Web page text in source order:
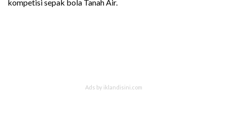
kompetisi sepak bola Tanah Air.